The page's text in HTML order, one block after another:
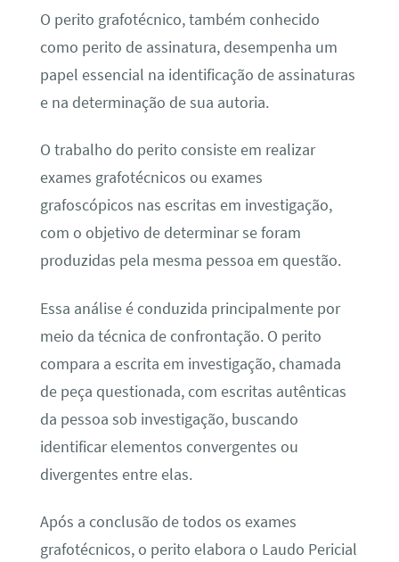
O perito grafotécnico, também conhecido
como perito de assinatura, desempenha um
papel essencial na identificação de assinaturas
e na determinação de sua autoria.
O trabalho do perito consiste em realizar
exames grafotécnicos ou exames
grafoscópicos nas escritas em investigação,
com o objetivo de determinar se foram
produzidas pela mesma pessoa em questão.
Essa análise é conduzida principalmente por
meio da técnica de confrontação. O perito
compara a escrita em investigação, chamada
de peça questionada, com escritas autênticas
da pessoa sob investigação, buscando
identificar elementos convergentes ou
divergentes entre elas.
Após a conclusão de todos os exames
grafotécnicos, o perito elabora o Laudo Pericial